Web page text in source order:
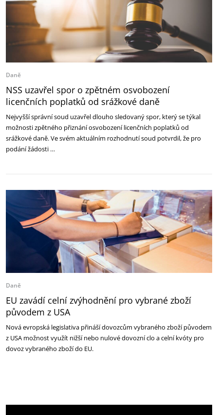
Daně
NSS uzavřel spor o zpětném osvobození
licenčních poplatků od srážkové daně
Nejvyšší správní soud uzavřel dlouho sledovaný spor, který se týkal
možnosti zpětného přiznání osvobození licenčních poplatků od
srážkové daně. Ve svém aktuálním rozhodnutí soud potvrdil, že pro
podání žádosti …
Daně
EU zavádí celní zvýhodnění pro vybrané zboží
původem z USA
Nová evropská legislativa přináší dovozcům vybraného zboží původem
z USA možnost využít nižší nebo nulové dovozní clo a celní kvóty pro
dovoz vybraného zboží do EU.